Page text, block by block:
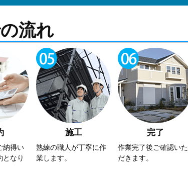
流れ
納得い
となり
施工
熟練の職人が丁寧に作
業します。
完了
作業完了後ご確認いた
だきます。